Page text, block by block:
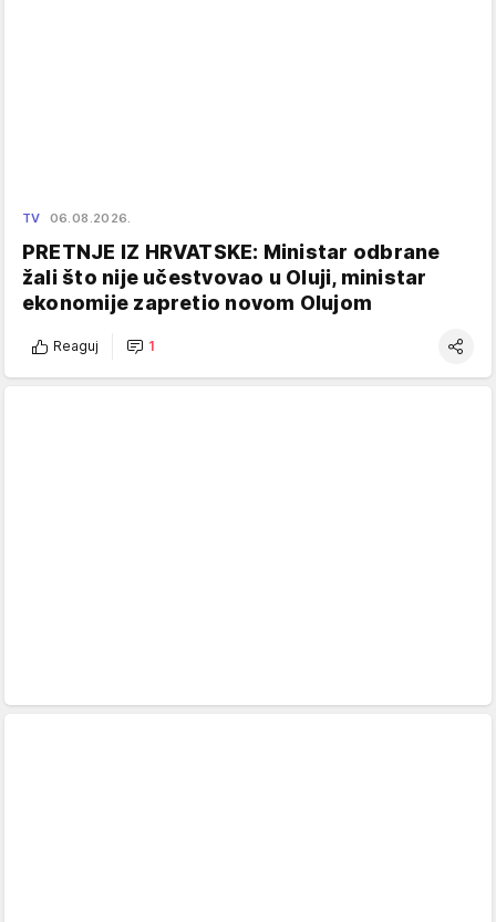
TV 06.08.2026.
PRETNJE IZ HRVATSKE: Ministar odbrane
žali što nije učestvovao u Oluji, ministar
ekonomije zapretio novom Olujom
Reaguj 1